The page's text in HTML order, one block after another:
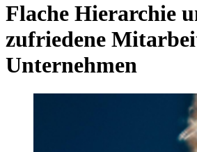
Flache Hierarchie
zufriedene
Unternehmen